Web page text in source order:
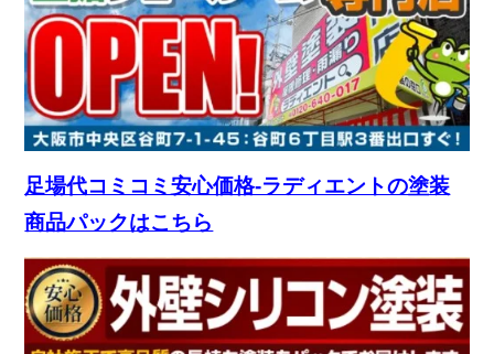
足場代コミコミ安心価格-ラディエントの塗装
商品パックはこちら